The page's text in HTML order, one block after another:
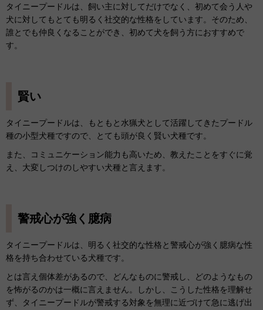
タイニープードルは、飼い主に対してだけでなく、初めて会う人や
犬に対してもとても明るく社交的な性格をしています。そのため、
誰とでも仲良くなることができ、初めて犬を飼う方におすすめで
す。
賢い
タイニープードルは、もともと水猟犬として活躍してきたプードル
種の小型犬種ですので、とても頭が良く賢い犬種です。
また、コミュニケーション能力も高いため、教えたことをすぐに覚
え、大変しつけのしやすい犬種と言えます。
警戒心が強く臆病
タイニープードルは、明るく社交的な性格と警戒心が強く臆病な性
格を持ち合わせている犬種です。
とは言え個体差があるので、どんなものに警戒し、どのようなもの
を怖がるのかは一概に言えません。しかし、こうした性格を理解せ
ず、タイニープードルが警戒する対象を無理に近づけて急に逃げ出